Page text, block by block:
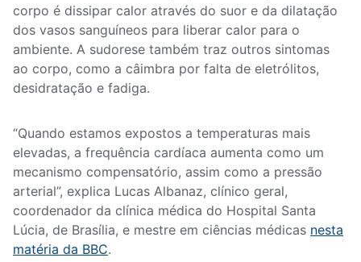
corpo é dissipar calor através do suor e da dilatação
dos vasos sanguíneos para liberar calor para o
ambiente. A sudorese também traz outros sintomas
ao corpo, como a câimbra por falta de eletrólitos,
desidratação e fadiga.
“Quando estamos expostos a temperaturas mais
elevadas, a frequência cardíaca aumenta como um
mecanismo compensatório, assim como a pressão
arterial”, explica Lucas Albanaz, clínico geral,
coordenador da clínica médica do Hospital Santa
Lúcia, de Brasília, e mestre em ciências médicas nesta
matéria da BBC.